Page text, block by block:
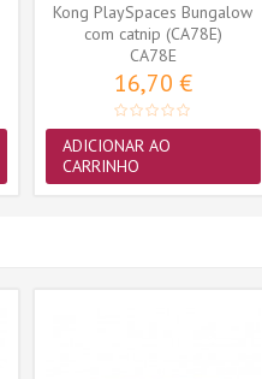
Kong PlaySpaces Bungalow
com catnip (CA78E)
CA78E
16,70 €
ADICIONAR AO
CARRINHO